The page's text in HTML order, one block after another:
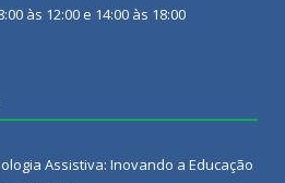
às 12:00 e 14:00 às 18:00
Assistiva: Inovando a Educação